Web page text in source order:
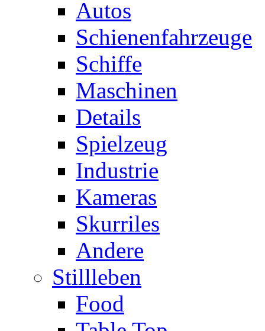
Autos
Schienenfahrzeuge
Schiffe
Maschinen
Details
Spielzeug
Industrie
Kameras
Skurriles
Andere
Stillleben
Food